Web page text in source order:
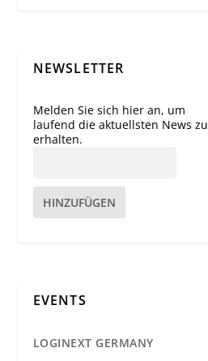
NEWSLETTER
Melden Sie sich hier an, um
laufend die aktuellsten News zu
erhalten.
HINZUFÜGEN
EVENTS
LOGINEXT GERMANY